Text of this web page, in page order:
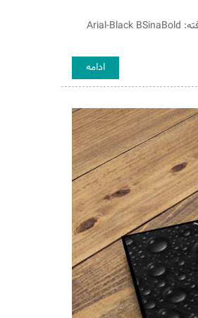
فایل و قالب لایه باز کارت ویزیت مخصوص عکاسی و آتلیه تک رو با قابلیت تغییر اندازه ، فونت و رنگ فونتهای به کار رفته: Arial-Black BSinaBold
ادامه